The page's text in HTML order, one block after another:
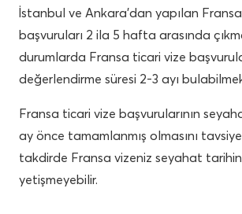
İstanbul ve Ankara’dan yapılan
başvuruları 2 ila 5 hafta arasında
durumlarda Fransa ticari vize
değerlendirme süresi 2-3 ayı
Fransa ticari vize başvurularının
ay önce tamamlanmış olmasını
takdirde Fransa vizeniz seyahat
yetişmeyebilir.